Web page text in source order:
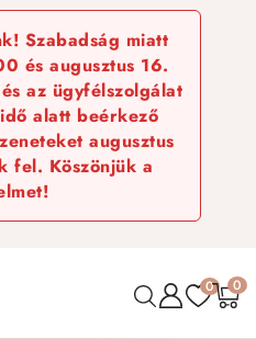
Szabadság miatt
és augusztus 16.
az ügyfélszolgálat
alatt beérkező
augusztus
fel. Köszönjük a
0 0